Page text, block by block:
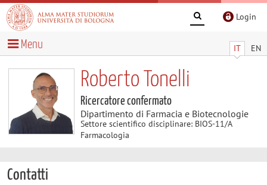
Login
IT EN
Menu
Roberto Tonelli
Ricercatore confermato
Dipartimento di Farmacia e Biotecnologie
Settore scientifico disciplinare: BIOS-11/A
Farmacologia
Contatti